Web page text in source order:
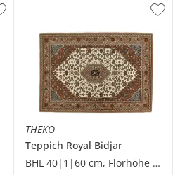
THEKO
Teppich Royal Bidjar
BHL 40|1|60 cm, Florhöhe 1,2 cm